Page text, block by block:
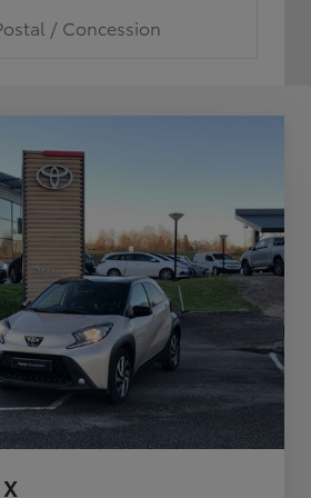
/ Concession